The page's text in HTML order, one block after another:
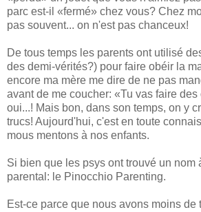
parc est-il «fermé» chez vous? Chez
pas souvent... on n'est pas chanceux!
De tous temps les parents ont utilisé
des demi-vérités?) pour faire obéir la
encore ma mère me dire de ne pas
avant de me coucher: «Tu vas faire
oui...! Mais bon, dans son temps, on y
trucs! Aujourd'hui, c'est en toute
mous mentons à nos enfants.
Si bien que les psys ont trouvé un nom
parental: le Pinocchio Parenting.
Est-ce parce que nous avons moins de